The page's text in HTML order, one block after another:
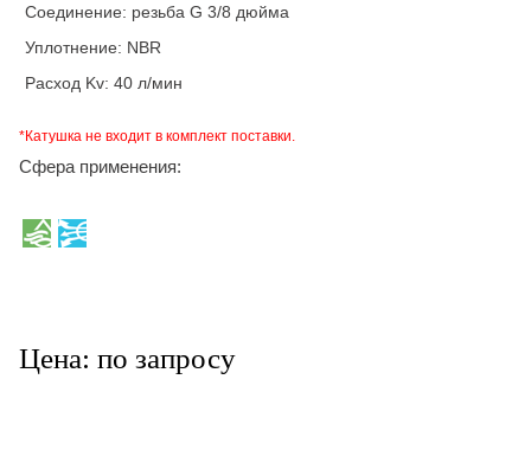
Соединение: резьба G 3/8 дюйма
Уплотнение: NBR
Расход Kv: 40 л/мин
*Катушка не входит в комплект поставки.
Сфера применения:
Цена: по запросу